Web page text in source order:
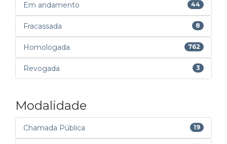
Em andamento 44
Fracassada 8
Homologada 762
Revogada 3
Modalidade
Chamada Pública 19